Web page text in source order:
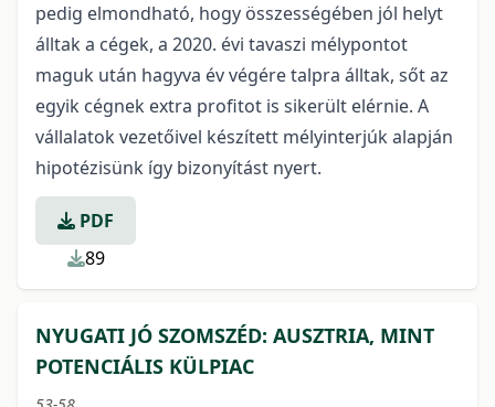
pedig elmondható, hogy összességében jól helyt
álltak a cégek, a 2020. évi tavaszi mélypontot
maguk után hagyva év végére talpra álltak, sőt az
egyik cégnek extra profitot is sikerült elérnie. A
vállalatok vezetőivel készített mélyinterjúk alapján
hipotézisünk így bizonyítást nyert.
PDF
89
NYUGATI JÓ SZOMSZÉD: AUSZTRIA, MINT
POTENCIÁLIS KÜLPIAC